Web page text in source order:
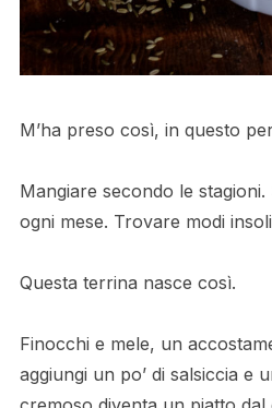
M’ha preso così, in questo
Mangiare secondo le
ogni mese. Trovare modi
Questa terrina nasce così.
Finocchi e mele, un
aggiungi un po’ di salsiccia e